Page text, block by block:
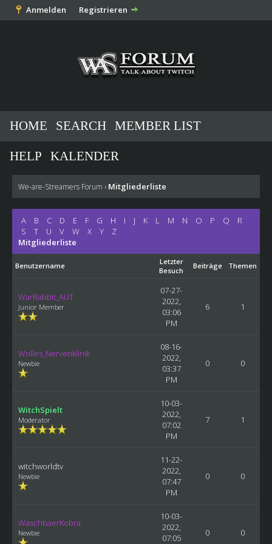
Anmelden Registrieren
HOME SEARCH MEMBER LIST
HELP KALENDER
We-are-Streamers Forum › Mitgliederliste
A B C D E F G H I J K L M N O P Q
R
S
T U V W X Y
Z
Mitgliederliste
Benutzername
Letzter
Besuch
Beiträge Themen
WarRabbit_AUT
Junior Member
07-27-
2022,
03:06
PM
6 1
Wolles_Nervenklinik
Newbie
08-16-
2022,
03:37
PM
0 0
WitchSpielt
Moderator
10-03-
2022,
07:02
PM
7 1
witchworldtv
Newbie
11-22-
2022,
07:47
PM
0 0
WaschbaerKobra
Newbie
10-03-
2022,
07:05
0 0